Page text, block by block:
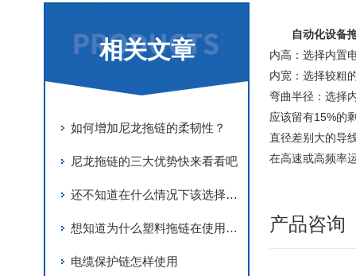
相关文章
如何增加尼龙拖链的柔韧性？
尼龙拖链的三大优势快来看看吧
还不知道在什么情况下该选择钢铝拖链还是尼龙拖链吗？看完这个你就知道了
想知道为什么塑料拖链在使用过程中会产生静电吗？那就来看看这个吧
电缆保护链怎样使用
自动化设备
内高：选择内置
内宽：选择较粗
弯曲半径：选择
应该留有15%的
直径差别大的
在高速或高频率
产品咨询